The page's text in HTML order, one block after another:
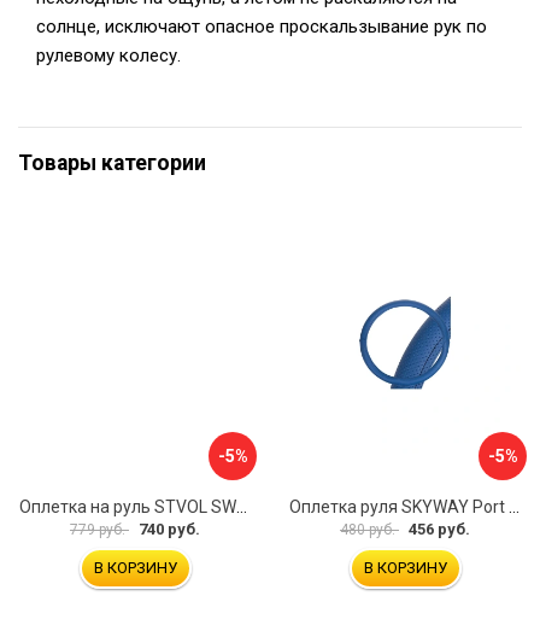
солнце, исключают опасное проскальзывание рук по
рулевому колесу.
Товары категории
-5%
779 руб. 740 руб.
В КОРЗИНУ
-5%
480 руб. 456 руб.
В КОРЗИНУ